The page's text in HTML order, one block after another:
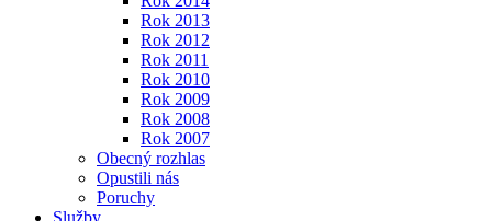
Rok 2013
Rok 2012
Rok 2011
Rok 2010
Rok 2009
Rok 2008
Rok 2007
Obecný rozhlas
Opustili nás
Poruchy
Služby